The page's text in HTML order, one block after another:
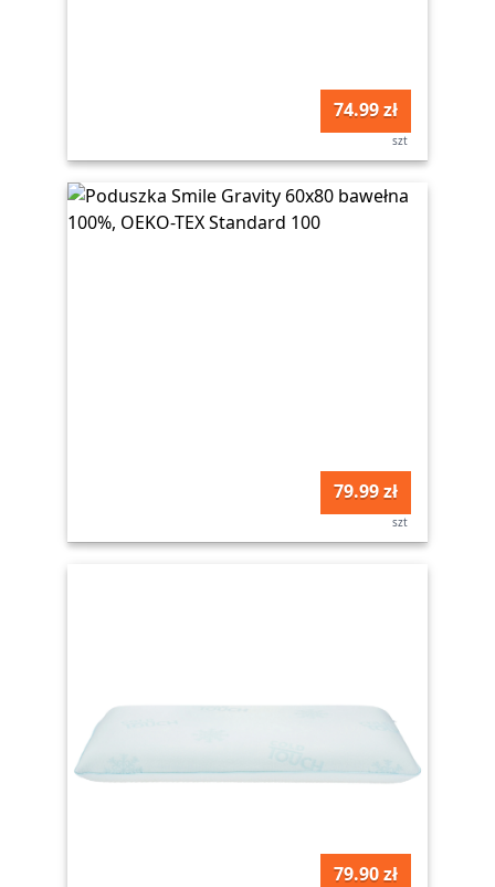
74.99 zł
szt
79.99 zł
szt
79.90 zł